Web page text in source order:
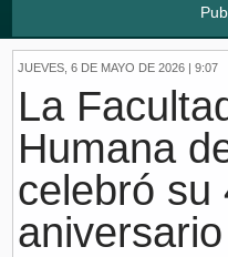
JUEVES, 6 DE MAYO DE 2026 | 9:07
La
Humana
celebró su